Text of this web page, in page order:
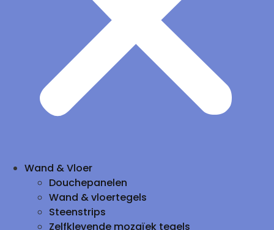
Wand & Vloer
Douchepanelen
Wand & vloertegels
Steenstrips
Zelfklevende mozaïek tegels